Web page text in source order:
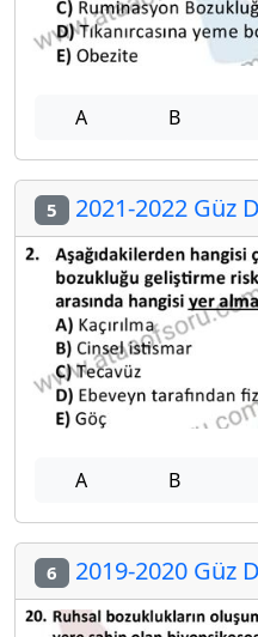
A B
5 2021-2022 Güz
A B
6 2019-2020 Güz